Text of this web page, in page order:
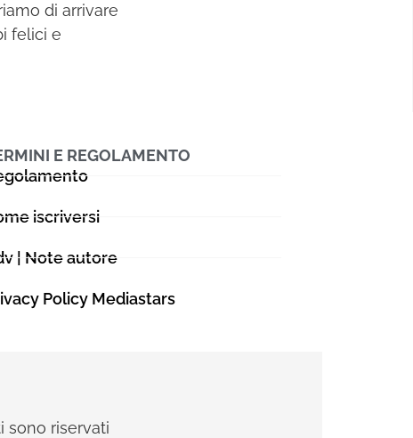
di arrivare
felici e
E REGOLAMENTO
iscriversi
| Note autore
Policy Mediastars
sono riservati